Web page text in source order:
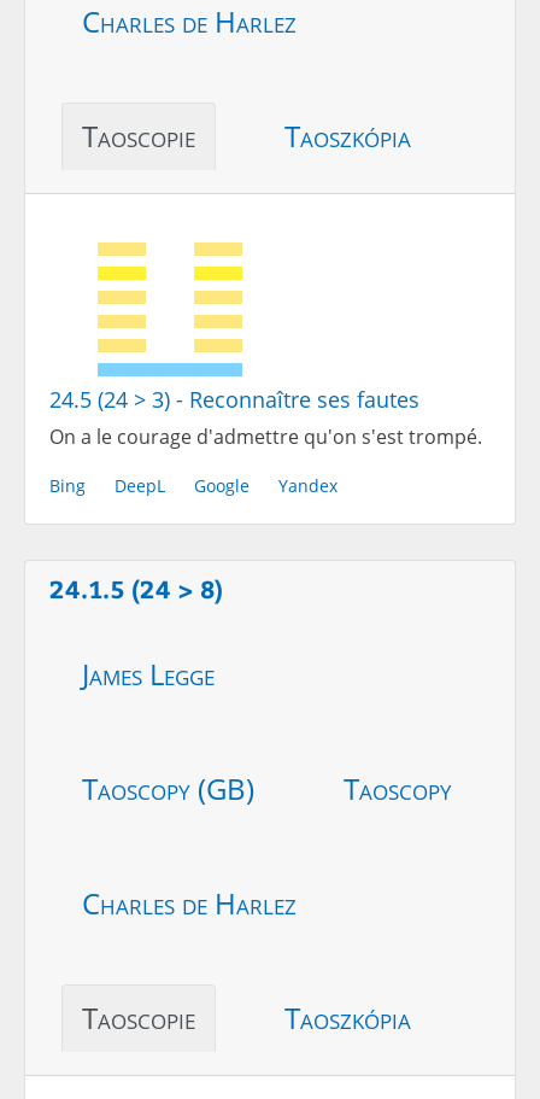
Charles de Harlez
Taoscopie Taoszkópia
24.5 (24 > 3) - Reconnaître ses fautes
On a le courage d'admettre qu'on s'est trompé.
Bing DeepL Google Yandex
24.1.5 (24 > 8)
James Legge
Taoscopy (GB) Taoscopy
Charles de Harlez
Taoscopie Taoszkópia